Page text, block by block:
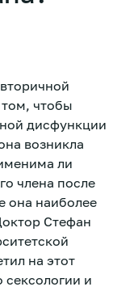
чтобы
дисфункции
возникла
ли
члена после
она наиболее
Стефан
на этот
и